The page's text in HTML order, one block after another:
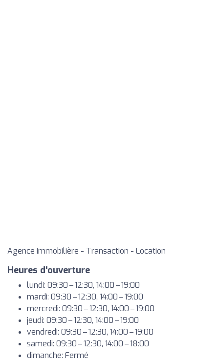
Agence Immobilière - Transaction - Location
Heures d'ouverture
lundi: 09:30 – 12:30, 14:00 – 19:00
mardi: 09:30 – 12:30, 14:00 – 19:00
mercredi: 09:30 – 12:30, 14:00 – 19:00
jeudi: 09:30 – 12:30, 14:00 – 19:00
vendredi: 09:30 – 12:30, 14:00 – 19:00
samedi: 09:30 – 12:30, 14:00 – 18:00
dimanche: Fermé